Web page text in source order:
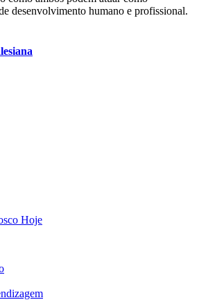
desenvolvimento humano e profissional.
Hoje